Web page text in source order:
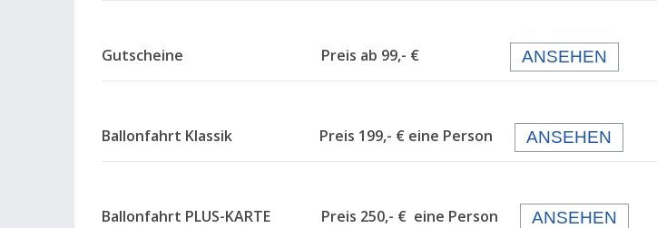
Gutscheine Preis ab 99,- € ANSEHEN
Ballonfahrt Klassik Preis 199,- € eine Person ANSEHEN
Ballonfahrt PLUS-KARTE Preis 250,- € eine Person ANSEHEN